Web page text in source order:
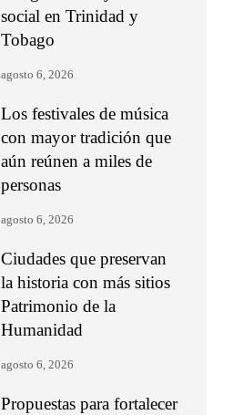
social en Trinidad y
Tobago
agosto 6, 2026
Los festivales de música
con mayor tradición que
aún reúnen a miles de
personas
agosto 6, 2026
Ciudades que preservan
la historia con más sitios
Patrimonio de la
Humanidad
agosto 6, 2026
Propuestas para fortalecer